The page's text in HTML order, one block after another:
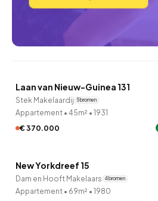
Verkocht onder voorbehoud
Laan van Nieuw-Guinea 131
Stek Makelaardij 5 bronnen
Appartement • 45m² • 1931
€ 370.000
Verkocht onder voorbehoud
New Yorkdreef 15
Dam en Hooft Makelaars 4 bronnen
Appartement • 69m² • 1980